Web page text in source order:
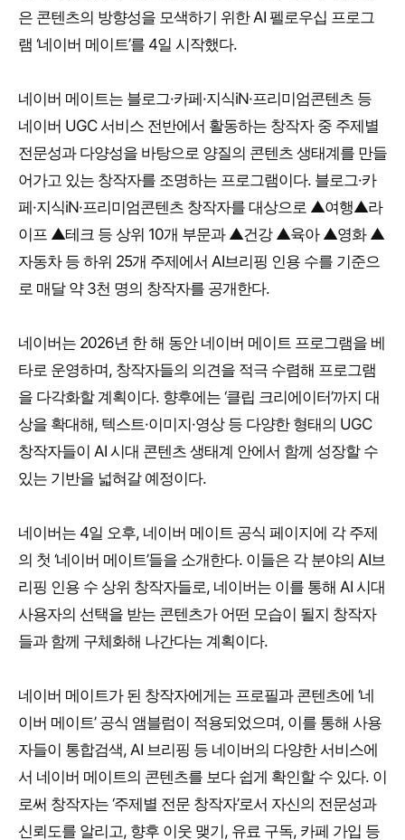
은 콘텐츠의 방향성을 모색하기 위한 AI 펠로우십 프로그
램 ‘네이버 메이트’를 4일 시작했다.
네이버 메이트는 블로그·카페·지식iN·프리미엄콘텐츠 등
네이버 UGC 서비스 전반에서 활동하는 창작자 중 주제별
전문성과 다양성을 바탕으로 양질의 콘텐츠 생태계를 만들
어가고 있는 창작자를 조명하는 프로그램이다. 블로그·카
페·지식iN·프리미엄콘텐츠 창작자를 대상으로 ▲여행▲라
이프 ▲테크 등 상위 10개 부문과 ▲건강 ▲육아 ▲영화 ▲
자동차 등 하위 25개 주제에서 AI브리핑 인용 수를 기준으
로 매달 약 3천 명의 창작자를 공개한다.
네이버는 2026년 한 해 동안 네이버 메이트 프로그램을 베
타로 운영하며, 창작자들의 의견을 적극 수렴해 프로그램
을 다각화할 계획이다. 향후에는 ‘클립 크리에이터’까지 대
상을 확대해, 텍스트·이미지·영상 등 다양한 형태의 UGC
창작자들이 AI 시대 콘텐츠 생태계 안에서 함께 성장할 수
있는 기반을 넓혀갈 예정이다.
네이버는 4일 오후, 네이버 메이트 공식 페이지에 각 주제
의 첫 ‘네이버 메이트’들을 소개한다. 이들은 각 분야의 AI브
리핑 인용 수 상위 창작자들로, 네이버는 이를 통해 AI 시대
사용자의 선택을 받는 콘텐츠가 어떤 모습이 될지 창작자
들과 함께 구체화해 나간다는 계획이다.
네이버 메이트가 된 창작자에게는 프로필과 콘텐츠에 ‘네
이버 메이트’ 공식 앰블럼이 적용되었으며, 이를 통해 사용
자들이 통합검색, AI 브리핑 등 네이버의 다양한 서비스에
서 네이버 메이트의 콘텐츠를 보다 쉽게 확인할 수 있다. 이
로써 창작자는 ‘주제별 전문 창작자’로서 자신의 전문성과
신뢰도를 알리고, 향후 이웃 맺기, 유료 구독, 카페 가입 등